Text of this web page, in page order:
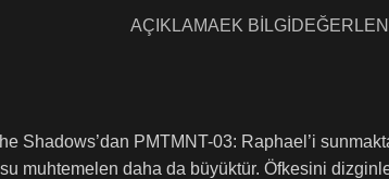
AÇIKLAMAEK BILGI
Shadows’dan PMTMNT-03: Raphael’i
muhtemelen daha da büyüktür. Öfkesini